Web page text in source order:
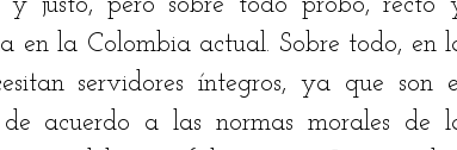
en la Colombia actual. Sobre todo, en
servidores íntegros, ya que son
acuerdo a las normas morales de